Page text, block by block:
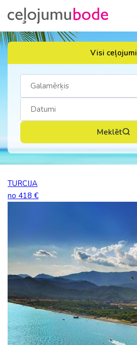
Visi ceļojumi
Meklēt
TURCIJA
no 418 €